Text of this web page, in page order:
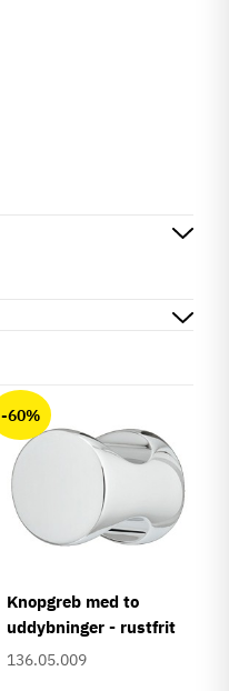
-60%
Knopgreb med to
uddybninger - rustfrit
stål
136.05.009